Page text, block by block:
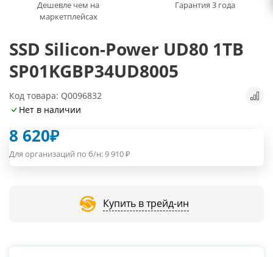
Дешевле чем на
маркетплейсах
Гарантия 3 года
SSD Silicon-Power UD80 1TB
SP01KGBP34UD8005
Код товара: Q0096832
Нет в наличии
8 620₽
Для организаций по б/н:9 910₽
Купить в трейд-ин